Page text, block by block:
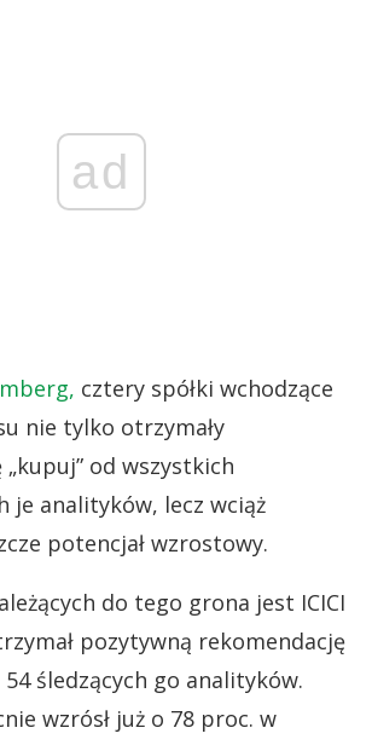
ad
cztery spółki wchodzące
nie tylko otrzymały
od wszystkich
je analityków, lecz wciąż
potencjał wzrostowy.
do tego grona jest ICICI
pozytywną rekomendację
śledzących go analityków.
wzrósł już o 78 proc. w